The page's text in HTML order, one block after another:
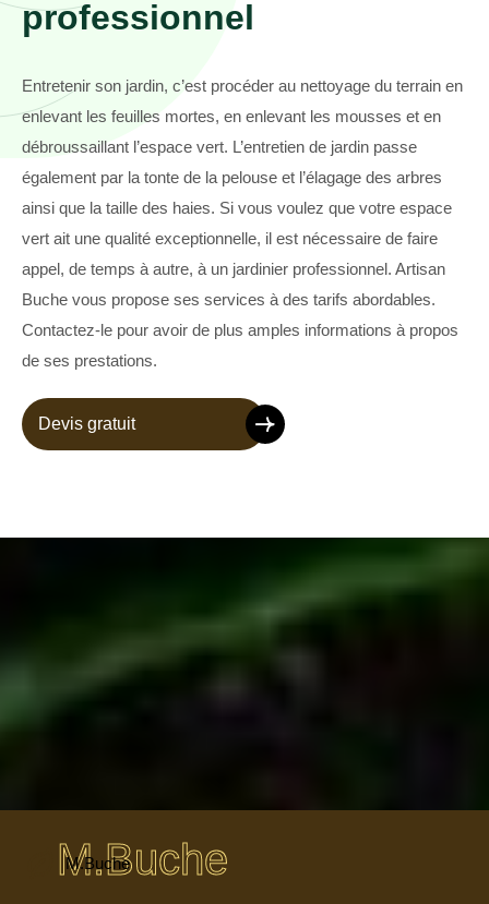
professionnel
Entretenir son jardin, c’est procéder au nettoyage du terrain en
enlevant les feuilles mortes, en enlevant les mousses et en
débroussaillant l’espace vert. L’entretien de jardin passe
également par la tonte de la pelouse et l’élagage des arbres
ainsi que la taille des haies. Si vous voulez que votre espace
vert ait une qualité exceptionnelle, il est nécessaire de faire
appel, de temps à autre, à un jardinier professionnel. Artisan
Buche vous propose ses services à des tarifs abordables.
Contactez-le pour avoir de plus amples informations à propos
de ses prestations.
Devis gratuit
M.Buche
M.Buche